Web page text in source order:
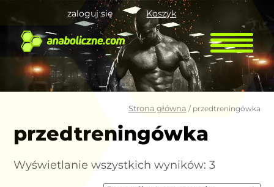
Koszyk
zaloguj się
Strona główna / przedtreningówka
przedtreningówka
Wyświetlanie wszystkich wyników: 3